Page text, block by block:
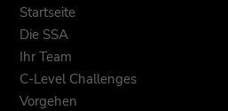
Startseite
Die SSA
Ihr Team
C-Level Challenges
Vorgehen